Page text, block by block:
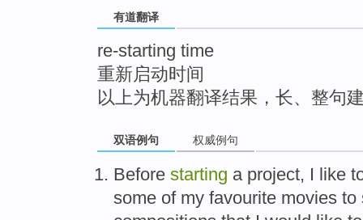
有道翻译
re-starting time
重新启动时间
以上为机器翻译结果，长、整句
双语例句 权威例句
Before starting a project, I like
some of my favourite movies to